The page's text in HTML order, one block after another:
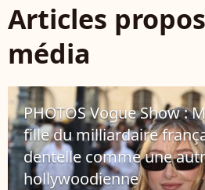
Articles
média
PHOTOS Vogue Show :
fille du milliardaire
dentelle comme une
hollywoodienne